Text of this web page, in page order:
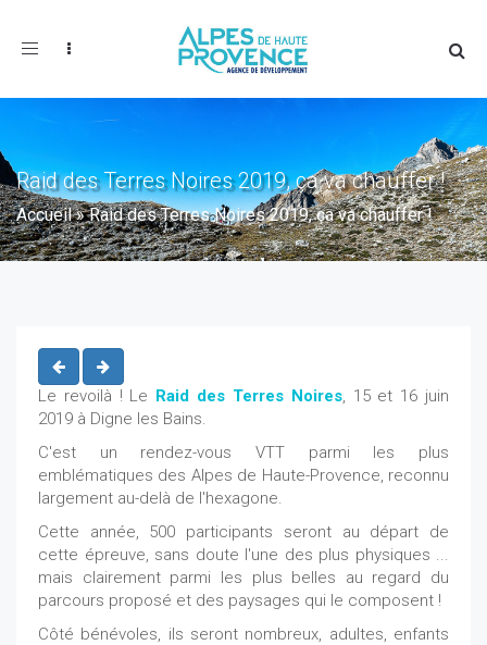
Toggle
Raid des Terres Noires 2019, ça va chauffer !
Accueil»Raid des Terres Noires 2019, ça va chauffer !
Le revoilà ! Le Raid des Terres Noires, 15 et 16 juin
2019 à Digne les Bains.
C'est un rendez-vous VTT parmi les plus
emblématiques des Alpes de Haute-Provence, reconnu
largement au-delà de l'hexagone.
Cette année, 500 participants seront au départ de
cette épreuve, sans doute l'une des plus physiques ...
mais clairement parmi les plus belles au regard du
parcours proposé et des paysages qui le composent !
Côté bénévoles, ils seront nombreux, adultes, enfants